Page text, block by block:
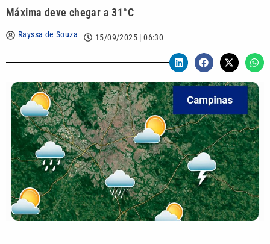
Máxima deve chegar a 31°C
Rayssa de Souza 15/09/2025 | 06:30